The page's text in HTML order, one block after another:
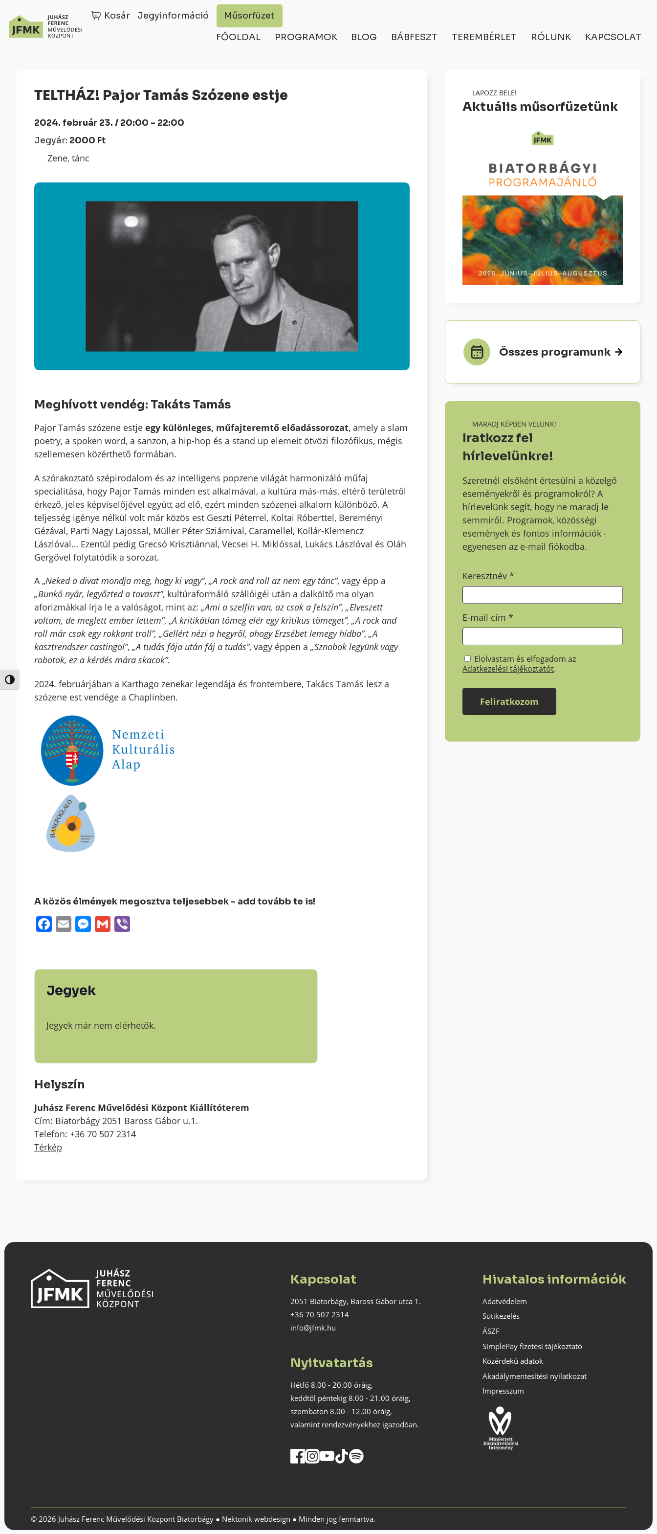
Nagy kontraszt váltása
Kosár Jegyinformáció Műsorfüzet
FŐOLDAL PROGRAMOK BLOG BÁBFESZT TEREMBÉRLET RÓLUNK KAPCSOLAT
TELTHÁZ! Pajor Tamás Szózene estje
2024. február 23. / 20:00 - 22:00
Jegyár: 2000 Ft
Zene, tánc
Meghívott vendég: Takáts Tamás
Pajor Tamás szózene estjeegy különleges, műfajteremtő előadássorozat, amely a slam
poetry, a spoken word, a sanzon, a hip-hop és a stand up elemeit ötvözi filozófikus, mégis
szellemesen közérthető formában.
A szórakoztató szépirodalom és az intelligens popzene világát harmonizáló műfaj
specialitása, hogy Pajor Tamás minden est alkalmával, a kultúra más-más, eltérő területről
érkező, jeles képviselőjével együtt ad elő, ezért minden szózenei alkalom különböző. A
teljesség igénye nélkül volt már közös est Geszti Péterrel, Koltai Róberttel, Bereményi
Gézával, Parti Nagy Lajossal, Müller Péter Sziámival, Caramellel, Kollár-Klemencz
Lászlóval… Ezentúl pedig Grecsó Krisztiánnal, Vecsei H. Miklóssal, Lukács Lászlóval és Oláh
Gergővel folytatódik a sorozat.
A „Neked a divat mondja meg, hogy ki vagy”, „A rock and roll az nem egy tánc”, vagy épp a
„Bunkó nyár, legyőzted a tavaszt”, kultúraformáló szállóigéi után a dalköltő ma olyan
aforizmákkal írja le a valóságot, mint az: „Ami a szelfin van, az csak a felszín”, „Elveszett
voltam, de meglett ember lettem”, „A kritikátlan tömeg elér egy kritikus tömeget”, „A rock and
roll már csak egy rokkant troll”, „Gellért nézi a hegyről, ahogy Erzsébet lemegy hídba”, „A
kasztrendszer castingol”, „A tudás fája után fáj a tudás”, vagy éppen a „Sznobok legyünk vagy
robotok, ez a kérdés mára skacok”.
2024. februárjában a Karthago zenekar legendája és frontembere, Takács Tamás lesz a
szózene est vendége a Chaplinben.
A közös élmények megosztva teljesebbek - add tovább te is!
Facebook
EmailMessenger
GmailViber
Jegyek
Jegyek már nem elérhetők.
Helyszín
Juhász Ferenc Művelődési Központ Kiállítóterem
Cím: Biatorbágy 2051 Baross Gábor u.1.
Telefon: +36 70 507 2314
Térkép
LAPOZZ BELE!
Aktuális műsorfüzetünk
Összes programunk
MARADJ KÉPBEN VELÜNK!
Iratkozz fel
hírlevelünkre!
Szeretnél elsőként értesülni a közelgő
eseményekről és programokról? A
hírlevelünk segít, hogy ne maradj le
semmiről. Programok, közösségi
események és fontos információk -
egyenesen az e-mail fiókodba.
Keresztnév*
E-mail cím*
Elolvastam és elfogadom az
Adatkezelési tájékoztatót.
Kapcsolat
2051 Biatorbágy, Baross Gábor utca 1.
+36 70 507 2314
info@jfmk.hu
Nyitvatartás
Hétfő 8.00 - 20.00 óráig,
keddtől péntekig 8.00 - 21.00 óráig,
szombaton 8.00 - 12.00 óráig,
valamint rendezvényekhez igazodóan.
Hivatalos információk
Adatvédelem
Sütikezelés
ÁSZF
SimplePay fizetési tájékoztató
Közérdekű adatok
Akadálymentesítési nyilatkozat
Impresszum
© 2026 Juhász Ferenc Művelődési Központ Biatorbágy ● Nektonik webdesign ● Minden jog fenntartva.